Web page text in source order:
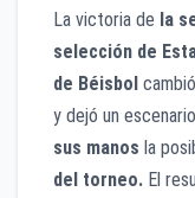
La victoria de la
selección de
de Béisbol
y dejó un
sus manos la
del torneo. El